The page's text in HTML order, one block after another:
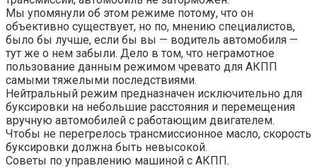
Мы упомянули об этом режиме потому, что он
объективно существует, но по, мнению специалистов,
было бы лучше, если бы вы — водитель автомобиля —
тут же о нем забыли. Дело в том, что неграмотное
пользование данным режимом чревато для АКПП
самыми тяжелыми последствиями.
Нейтральный режим предназначен исключительно для
буксировки на небольшие расстояния и перемещения
вручную автомобилей с работающим двигателем.
Чтобы не перегрелось трансмиссионное масло, скорость
буксировки должна быть невысокой.
Советы по управлению машиной с АКПП.